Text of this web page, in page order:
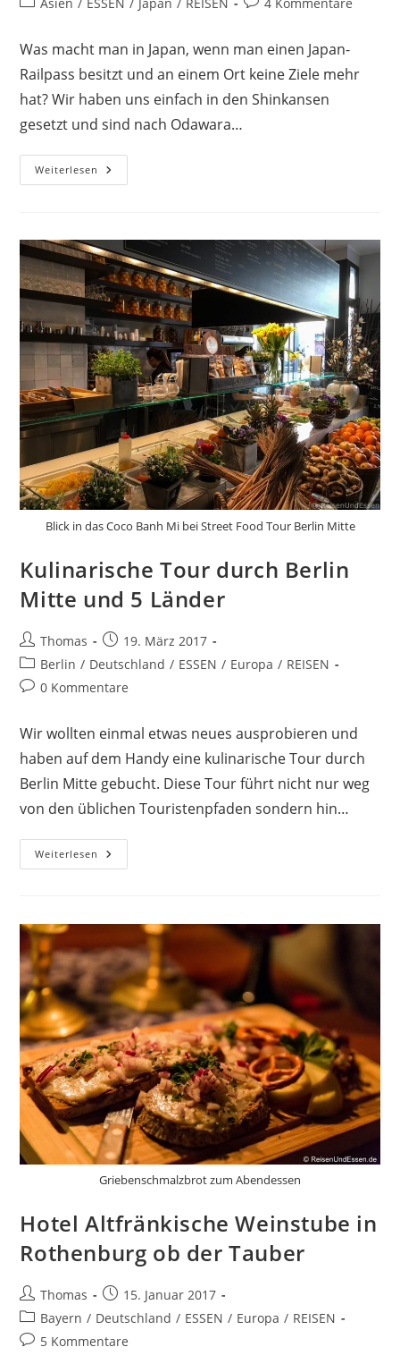
Was macht man in Japan, wenn man einen Japan-
Railpass besitzt und an einem Ort keine Ziele mehr
hat? Wir haben uns einfach in den Shinkansen
gesetzt und sind nach Odawara…
Weiterlesen Burg
In
Restaurant
Blick in das Coco Banh Mi bei Street Food Tour Berlin Mitte
Kulinarische Tour durch Berlin
Mitte und 5 Länder
Beitrags-
Autor:
Thomas
Beitrag
veröffentlicht:
19. März 2017
Beitrags-
Kategorie:
Berlin / Deutschland / ESSEN / Europa / REISEN
Beitrags-
0 Kommentare
Wir wollten einmal etwas neues ausprobieren und
haben auf dem Handy eine kulinarische Tour durch
Berlin Mitte gebucht. Diese Tour führt nicht nur weg
von den üblichen Touristenpfaden sondern hin…
Weiterlesen Kulinarische
Tour
5
Griebenschmalzbrot zum Abendessen
Hotel Altfränkische Weinstube in
Rothenburg ob der Tauber
Beitrags-
Autor:
Thomas
Beitrag
veröffentlicht:
15. Januar 2017
Beitrags-
Kategorie:
Bayern / Deutschland / ESSEN / Europa / REISEN
Beitrags-
5 Kommentare